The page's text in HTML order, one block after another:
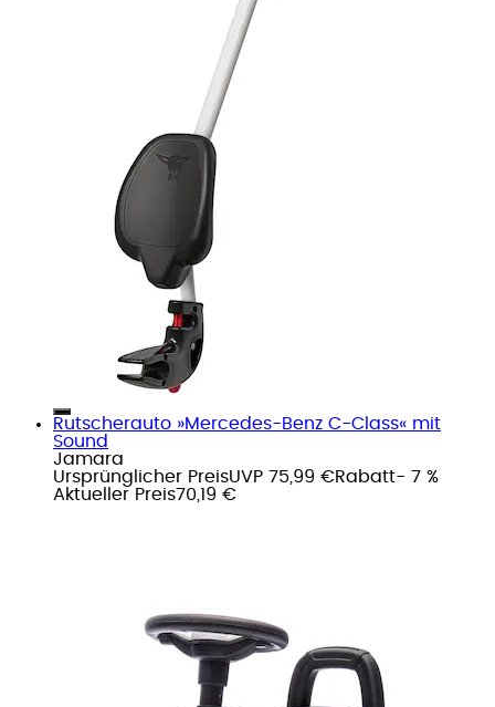
Rutscherauto »Mercedes-Benz C-Class« mit
Sound
Jamara
Ursprünglicher PreisUVP 75,99 €Rabatt- 7 %
Aktueller Preis70,19 €